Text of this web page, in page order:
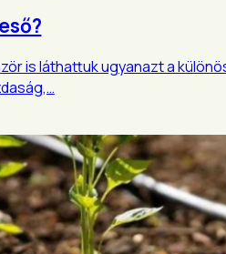
is láthattuk ugyanazt a